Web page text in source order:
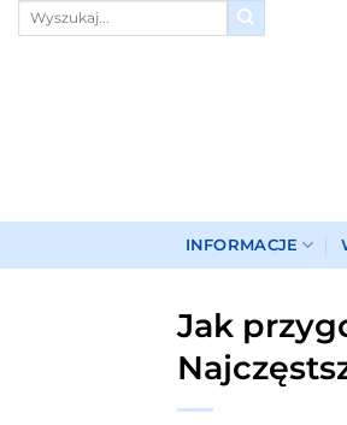
Przewiń
INFORMACJE
Jak